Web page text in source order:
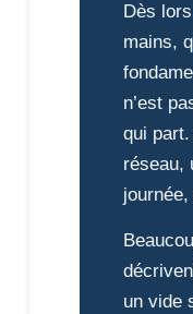
Dès
mains,
n’est
qui part.
réseau,
journée,
un vide